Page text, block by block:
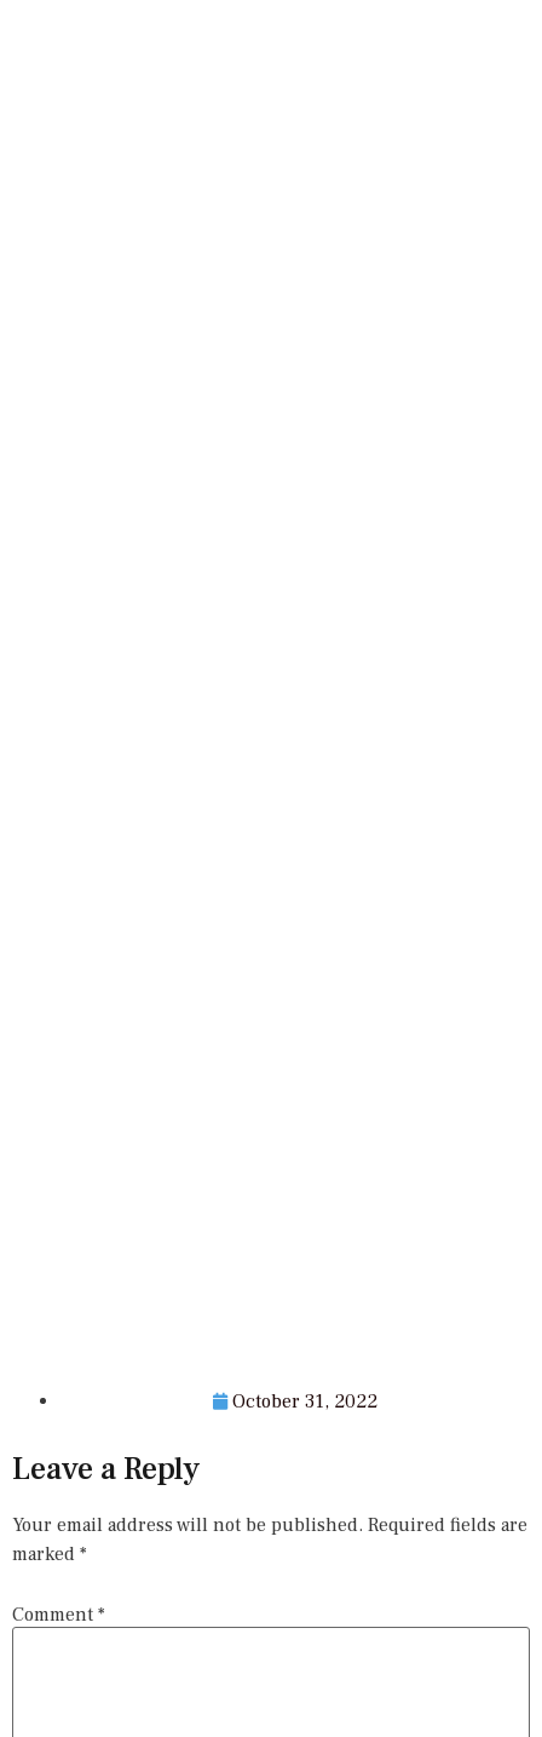
October 31, 2022
Leave a Reply
Your email address will not be published. Required fields are
marked *
Comment *